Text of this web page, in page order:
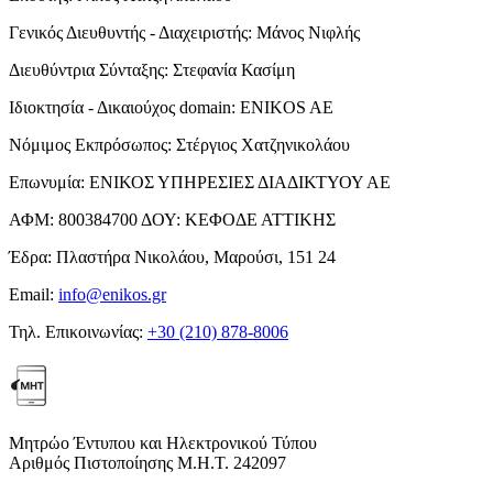
Γενικός Διευθυντής - Διαχειριστής: Μάνος Νιφλής
Διευθύντρια Σύνταξης: Στεφανία Κασίμη
Ιδιοκτησία - Δικαιούχος domain: ENIKOS AE
Νόμιμος Εκπρόσωπος: Στέργιος Χατζηνικολάου
Επωνυμία: ΕΝΙΚΟΣ ΥΠΗΡΕΣΙΕΣ ΔΙΑΔΙΚΤΥΟΥ ΑΕ
ΑΦΜ: 800384700 ΔΟΥ: ΚΕΦΟΔΕ ΑΤΤΙΚΗΣ
Έδρα: Πλαστήρα Νικολάου, Μαρούσι, 151 24
Email: info@enikos.gr
Τηλ. Επικοινωνίας: +30 (210) 878-8006
Μητρώο Έντυπου και Ηλεκτρονικού Τύπου
Αριθμός Πιστοποίησης Μ.Η.Τ. 242097